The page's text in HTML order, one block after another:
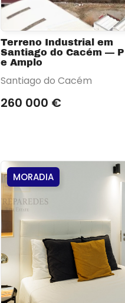
Terreno Industrial em
Santiago do Cacém —
e Amplo
Santiago do Cacém
260 000 €
MORADIA